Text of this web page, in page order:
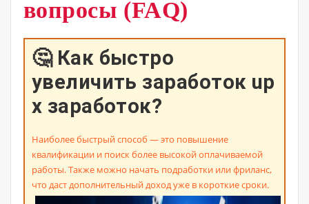
вопросы (FAQ)
🤔 Как быстро
увеличить заработок up
x заработок?
Наиболее быстрый способ — это повышение
квалификации и поиск более высокой оплачиваемой
работы. Также можно начать подработки или фриланс,
что даст дополнительный доход уже в короткие сроки.